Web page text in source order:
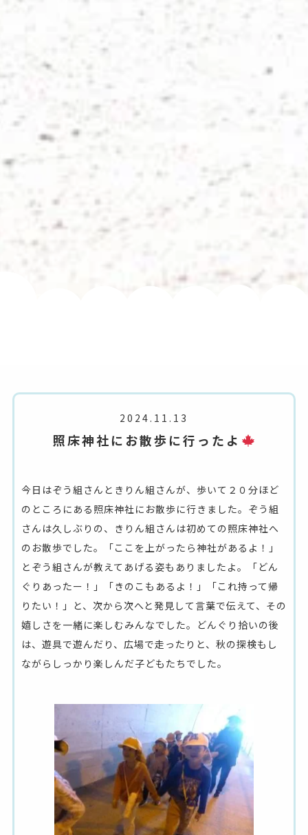
2024.11.13
照床神社にお散歩に行ったよ
今日はぞう組さんときりん組さんが、歩いて２０分ほど
のところにある照床神社にお散歩に行きました。ぞう組
さんは久しぶりの、きりん組さんは初めての照床神社へ
のお散歩でした。「ここを上がったら神社があるよ！」
とぞう組さんが教えてあげる姿もありましたよ。「どん
ぐりあったー！」「きのこもあるよ！」「これ持って帰
りたい！」と、次から次へと発見して言葉で伝えて、その
嬉しさを一緒に楽しむみんなでした。どんぐり拾いの後
は、遊具で遊んだり、広場で走ったりと、秋の探検もし
ながらしっかり楽しんだ子どもたちでした。